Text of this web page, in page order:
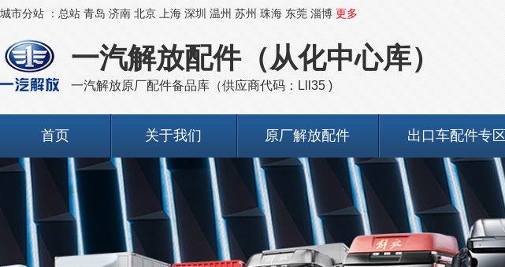
城市分站 ： 总站 青岛 济南 北京 上海 深圳 温州 苏州 珠海 东莞 淄博 更多
一汽解放配件（从化中心库）
一汽解放原厂配件备品库（供应商代码：Lll35 )
首页 关于我们 原厂解放配件 出口车配件专区